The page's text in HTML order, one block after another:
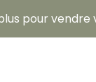
pour vendre